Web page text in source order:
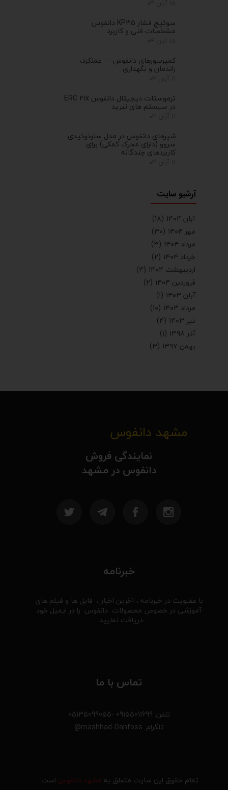
سوئیچ فشار KP35 دانفوس
مشخصات فنی و کاربرد
کمپرسورهای دانفوس — عملکرد،
راندمان و نگهداری
ترموستات دیجیتال دانفوس ERC 21x
در سیستم های تبرید
شیرهای دانفوس در مدل سلونوئیدی
سروو (دارای محرک کمکی) برای
کاربردهای چندگانه
آرشیو سایت
آبان ۱۴۰۴
(۱۸)
مهر ۱۴۰۴
(۳۰)
مرداد ۱۴۰۴
(۳)
خرداد ۱۴۰۴
(۲)
اردیبهشت ۱۴۰۴
(۴)
فروردین ۱۴۰۴
(۲)
آبان ۱۴۰۳
(۱)
مرداد ۱۴۰۳
(۱۰)
تیر ۱۴۰۳
(۴)
آذر ۱۳۹۸
(۱)
بهمن ۱۳۹۷
(۳)
تمام حقوق این سایت متعلق به مشهد دانفوساست.
تماس با ما
تلفن: 09155011699 -05135099055
تلگرام: mashhad-Danfoss@
خبرنامه
با عضویت در خبرنامه ، آخرین اخبار ، فایل ها و فیلم های
آموزشی در خصوص محصولات دانفوس را در ایمیل خود
دریافت نمایید .
مشهد دانفوس
نمایندگی فروش
دانفوس در مشهد